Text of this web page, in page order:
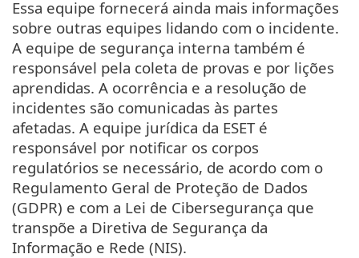
Essa equipe fornecerá ainda mais informações
sobre outras equipes lidando com o incidente.
A equipe de segurança interna também é
responsável pela coleta de provas e por lições
aprendidas. A ocorrência e a resolução de
incidentes são comunicadas às partes
afetadas. A equipe jurídica da ESET é
responsável por notificar os corpos
regulatórios se necessário, de acordo com o
Regulamento Geral de Proteção de Dados
(GDPR) e com a Lei de Cibersegurança que
transpõe a Diretiva de Segurança da
Informação e Rede (NIS).